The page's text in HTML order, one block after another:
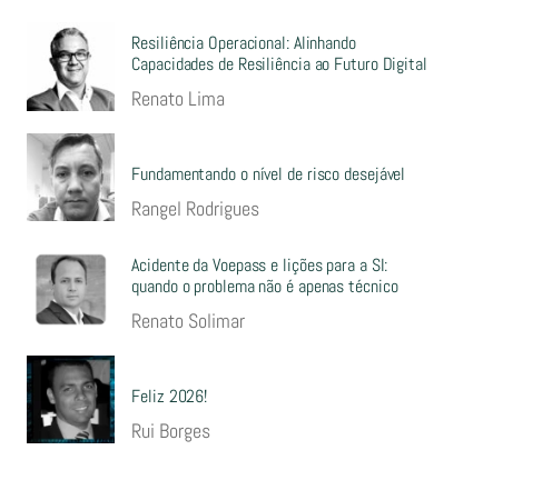
Resiliência Operacional: Alinhando
Capacidades de Resiliência ao Futuro Digital
Renato Lima
Fundamentando o nível de risco desejável
Rangel Rodrigues
Acidente da Voepass e lições para a SI:
quando o problema não é apenas técnico
Renato Solimar
Feliz 2026!
Rui Borges